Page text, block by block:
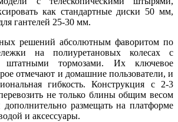
как стандартные диски 50 мм,
гантелей 25-30 мм.
решений абсолютным фаворитом по
на полиуретановых колесах с
тормозами. Их ключевое
отмечают и домашние пользователи, и
гибкость. Конструкция с 2-3
не только блины общим весом
размещать на платформе
и аксессуары.